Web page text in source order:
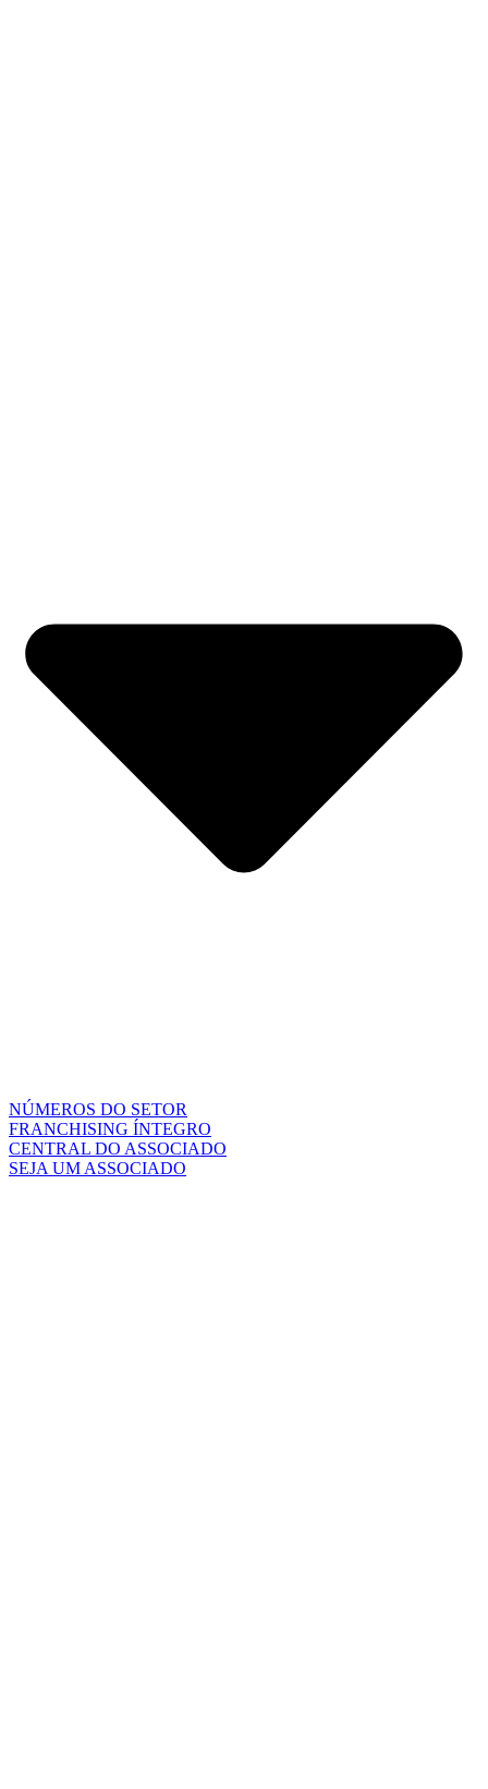
NÚMEROS DO SETOR
FRANCHISING ÍNTEGRO
CENTRAL DO ASSOCIADO
SEJA UM ASSOCIADO